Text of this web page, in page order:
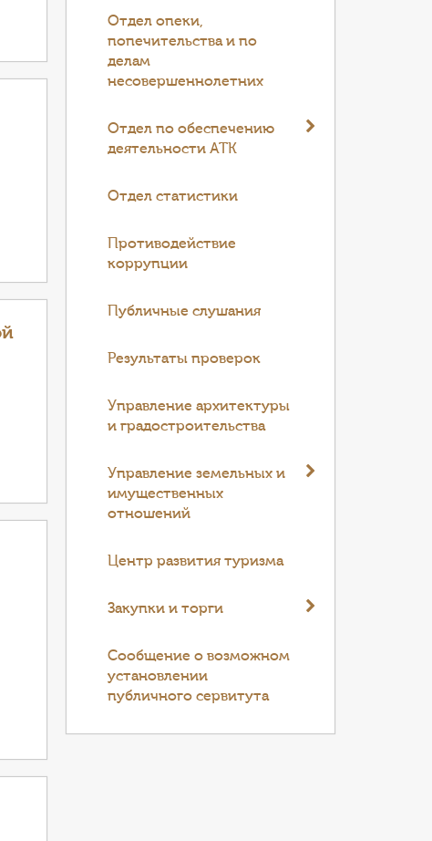
Отдел опеки,
попечительства и по
делам
несовершеннолетних
Отдел по обеспечению
деятельности АТК
Отдел статистики
Противодействие
коррупции
Публичные слушания
Результаты проверок
Управление архитектуры
и градостроительства
Управление земельных и
имущественных
отношений
Центр развития туризма
Закупки и торги
Cообщение о возможном
установлении
публичного сервитута